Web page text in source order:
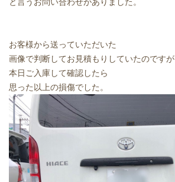
お客様から送っていただいた
画像で判断してお見積もりしていたのですが
本日ご入庫して確認したら
思った以上の損傷でした。